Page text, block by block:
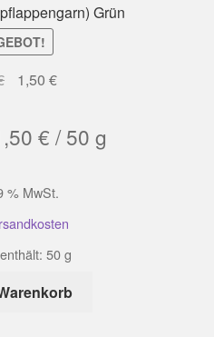
Grün
Ursprünglicher
2,50 €
1,50 €Aktueller
1,50 €.
€ /50 g
% MwSt.
50g